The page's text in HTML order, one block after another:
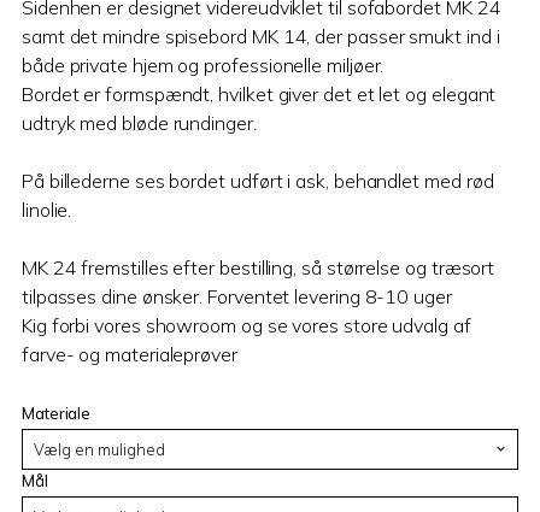
Sidenhen er designet videreudviklet til sofabordet MK 24
samt det mindre spisebord MK 14, der passer smukt ind i
både private hjem og professionelle miljøer.
Bordet er formspændt, hvilket giver det et let og elegant
udtryk med bløde rundinger.
På billederne ses bordet udført i ask, behandlet med rød
linolie.
MK 24 fremstilles efter bestilling, så størrelse og træsort
tilpasses dine ønsker. Forventet levering 8-10 uger
Kig forbi vores showroom og se vores store udvalg af
farve- og materialeprøver
Materiale
Mål